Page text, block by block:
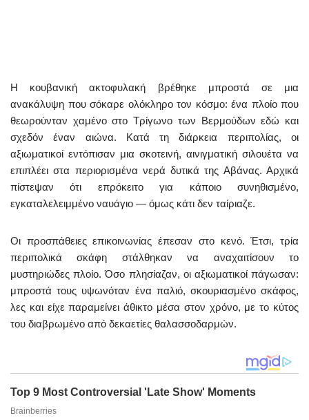
Η κουβανική ακτοφυλακή βρέθηκε μπροστά σε μια
ανακάλυψη που σόκαρε ολόκληρο τον κόσμο: ένα πλοίο που
θεωρούνταν χαμένο στο Τρίγωνο των Βερμούδων εδώ και
σχεδόν έναν αιώνα. Κατά τη διάρκεια περιπολίας, οι
αξιωματικοί εντόπισαν μια σκοτεινή, αινιγματική σιλουέτα να
επιπλέει στα περιορισμένα νερά δυτικά της Αβάνας. Αρχικά
πίστεψαν ότι επρόκειτο για κάποιο συνηθισμένο,
εγκαταλελειμμένο ναυάγιο — όμως κάτι δεν ταίριαζε.
Οι προσπάθειες επικοινωνίας έπεσαν στο κενό. Έτσι, τρία
περιπολικά σκάφη στάλθηκαν να αναχαιτίσουν το
μυστηριώδες πλοίο. Όσο πλησίαζαν, οι αξιωματικοί πάγωσαν:
μπροστά τους υψωνόταν ένα παλιό, σκουριασμένο σκάφος,
λες και είχε παραμείνει άθικτο μέσα στον χρόνο, με το κύτος
του διαβρωμένο από δεκαετίες θαλασσοδαρμών.